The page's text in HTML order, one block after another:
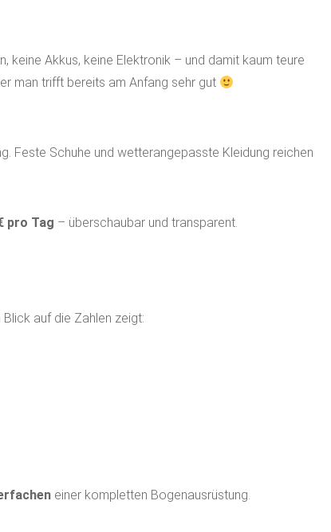
keine Akkus, keine Elektronik – und damit kaum teure
man trifft bereits am Anfang sehr gut
Feste Schuhe und wetterangepasste Kleidung reichen
pro Tag – überschaubar und transparent.
auf die Zahlen zeigt:
einer kompletten Bogenausrüstung.